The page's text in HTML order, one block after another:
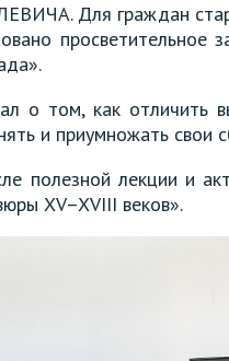
Для граждан
о том, как отличить
и приумножать свои
полезной лекции и
XV–XVIII веков».